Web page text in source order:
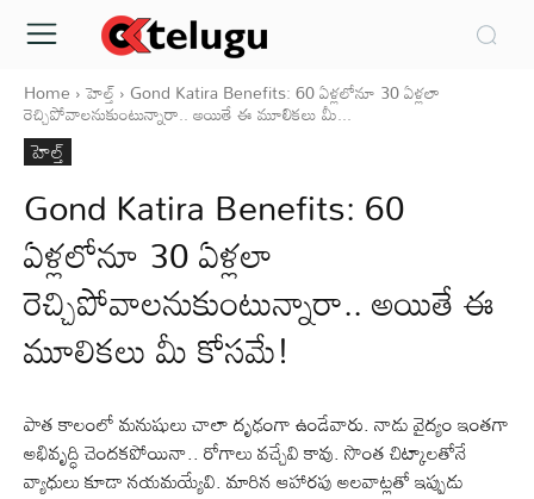
Home హెల్త్‌ Gond Katira Benefits: 60 ఏళ్లలోనూ 30 ఏళ్లలా
రెచ్చిపోవాలనుకుంటున్నారా.. అయితే ఈ మూలికలు మీ...
హెల్త్‌
Gond Katira Benefits: 60
ఏళ్లలోనూ 30 ఏళ్లలా
రెచ్చిపోవాలనుకుంటున్నారా.. అయితే ఈ
మూలికలు మీ కోసమే!
పాత కాలంలో మనుషులు చాలా దృఢంగా ఉండేవారు. నాడు వైద్యం ఇంతగా
అభివృద్ధి చెందకపోయినా.. రోగాలు వచ్చేవి కావు. సొంత చిట్కాలతోనే
వ్యాధులు కూడా నయమయ్యేవి. మారిన ఆహారపు అలవాట్లతో ఇప్పుడు